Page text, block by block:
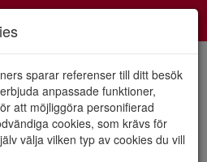
sparar referenser till ditt besök
anpassade funktioner,
att möjliggöra personifierad
cookies, som krävs för
välja vilken typ av cookies du vill